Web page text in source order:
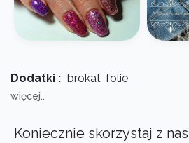
Dodatki : brokat folie
więcej..
Koniecznie skorzystaj z